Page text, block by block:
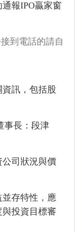
報IPO贏家窗
到電話的請自
訊，包括股
事長：段津
司狀況與價
存特性，應
投資目標審